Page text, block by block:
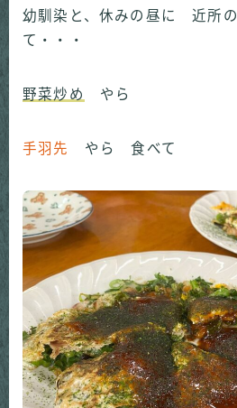
幼馴染と、休みの昼に 近所の
て・・・
野菜炒め やら
手羽先 やら 食べて